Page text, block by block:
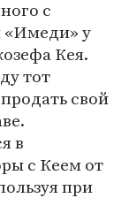
с
«Имеди» у
Кея.
тот
свой
в
с Кеем от
при